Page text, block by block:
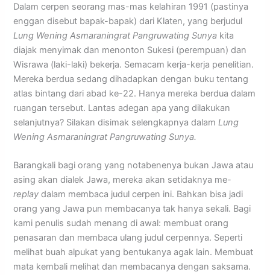
Dalam cerpen seorang mas-mas kelahiran 1991 (pastinya
enggan disebut bapak-bapak) dari Klaten, yang berjudul
Lung Wening Asmaraningrat Pangruwating Sunya kita
diajak menyimak dan menonton Sukesi (perempuan) dan
Wisrawa (laki-laki) bekerja. Semacam kerja-kerja penelitian.
Mereka berdua sedang dihadapkan dengan buku tentang
atlas bintang dari abad ke-22. Hanya mereka berdua dalam
ruangan tersebut. Lantas adegan apa yang dilakukan
selanjutnya? Silakan disimak selengkapnya dalamLung
Wening Asmaraningrat Pangruwating Sunya.
Barangkali bagi orang yang notabenenya bukan Jawa atau
asing akan dialek Jawa, mereka akan setidaknya me-
replay dalam membaca judul cerpen ini. Bahkan bisa jadi
orang yang Jawa pun membacanya tak hanya sekali. Bagi
kami penulis sudah menang di awal: membuat orang
penasaran dan membaca ulang judul cerpennya. Seperti
melihat buah alpukat yang bentukanya agak lain. Membuat
mata kembali melihat dan membacanya dengan saksama.